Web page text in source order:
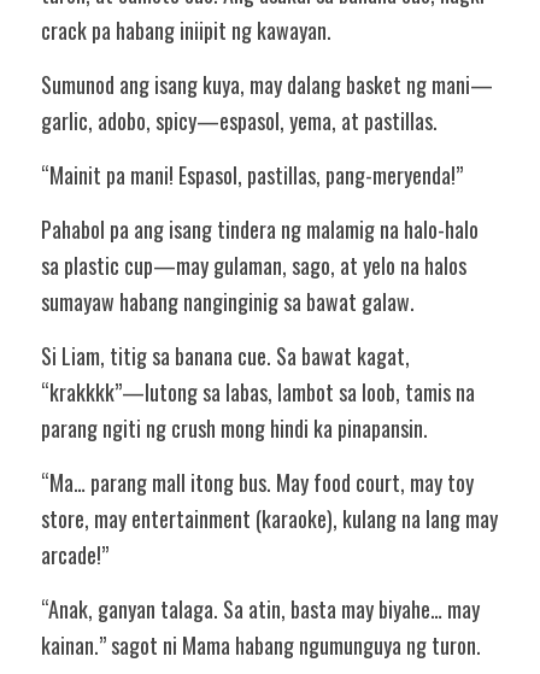
crack pa habang iniipit ng kawayan.
Sumunod ang isang kuya, may dalang basket ng mani—
garlic, adobo, spicy—espasol, yema, at pastillas.
“Mainit pa mani! Espasol, pastillas, pang-meryenda!”
Pahabol pa ang isang tindera ng malamig na halo-halo
sa plastic cup—may gulaman, sago, at yelo na halos
sumayaw habang nanginginig sa bawat galaw.
Si Liam, titig sa banana cue. Sa bawat kagat,
“krakkkk”—lutong sa labas, lambot sa loob, tamis na
parang ngiti ng crush mong hindi ka pinapansin.
“Ma… parang mall itong bus. May food court, may toy
store, may entertainment (karaoke), kulang na lang may
arcade!”
“Anak, ganyan talaga. Sa atin, basta may biyahe… may
kainan.” sagot ni Mama habang ngumunguya ng turon.